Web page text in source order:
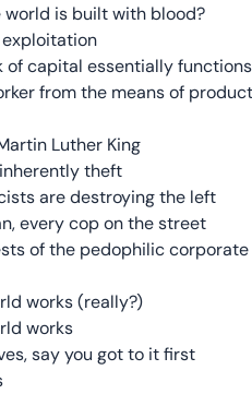
world is built with blood?
of capital essentially functions
from the means of
Luther King
theft
are destroying the left
every cop on the street
of the pedophilic
works (really?)
works
say you got to it first